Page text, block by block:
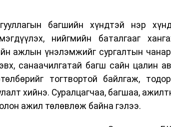
багшийн хүндтэй нэр
нийгмийн баталгааг
ажлын үнэлэмжийг сургалтын
санаачилгатай багш сайн цалин
тогтвортой байлгаж,
хийнэ. Суралцагчаа, багшаа,
ажил төлөвлөж байна гэлээ.